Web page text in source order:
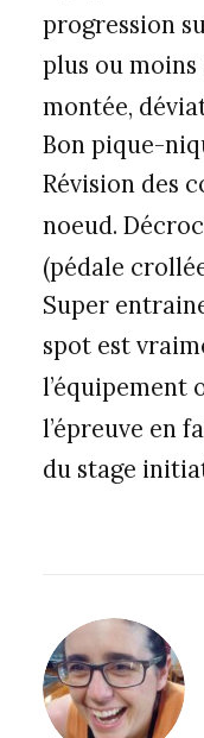
progression
plus ou moins
montée,
Bon pique-
Révision des
noeud.
(pédale
Super
spot est
l’équipement
l’épreuve en
du stage